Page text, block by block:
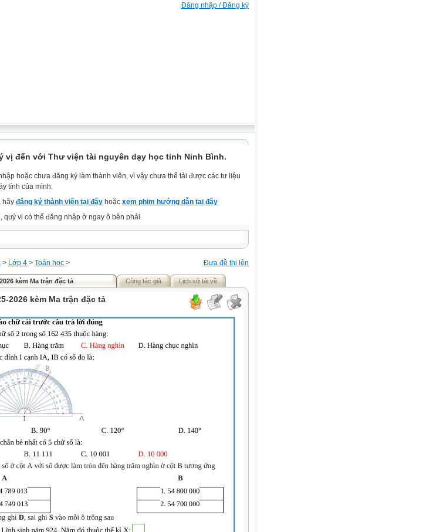
Đăng nhập / Đăng ký
vị đến với Thư viện tài nguyên dạy học tỉnh Ninh Bình.
hoặc chưa đăng ký làm thành viên, vì vậy chưa thể tải được các tư liệu
tính của mình.
hãy đăng ký thành viên tại đây hoặc xem phim hướng dẫn tại đây
quý vị có thể đăng nhập ở ngay ô bên phải.
Đưa đề thi lên
> Lớp 4 > Toán học >
kèm Ma trận đặc tả Cùng tác giả Lịch sử tải về
2026 kèm Ma trận đặc tả